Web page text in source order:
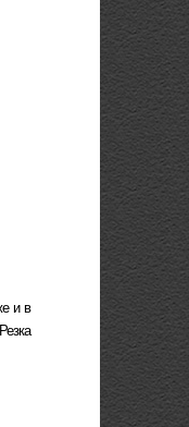
и в